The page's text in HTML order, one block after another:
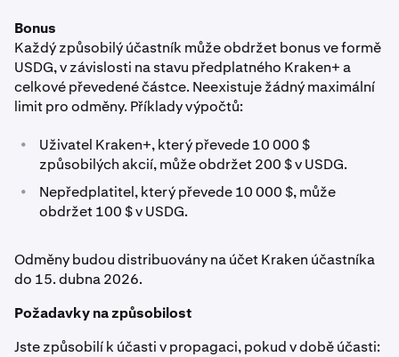
Bonus
Každý způsobilý účastník může obdržet bonus ve formě
USDG, v závislosti na stavu předplatného Kraken+ a
celkové převedené částce. Neexistuje žádný maximální
limit pro odměny. Příklady výpočtů:
•
Uživatel Kraken+, který převede 10 000 $
způsobilých akcií, může obdržet 200 $ v USDG.
•
Nepředplatitel, který převede 10 000 $, může
obdržet 100 $ v USDG.
Odměny budou distribuovány na účet Kraken účastníka
do 15. dubna 2026.
Požadavky na způsobilost
Jste způsobilí k účasti v propagaci, pokud v době účasti: